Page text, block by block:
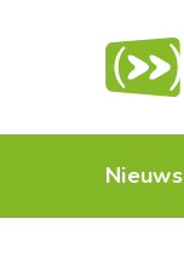
Nieuws